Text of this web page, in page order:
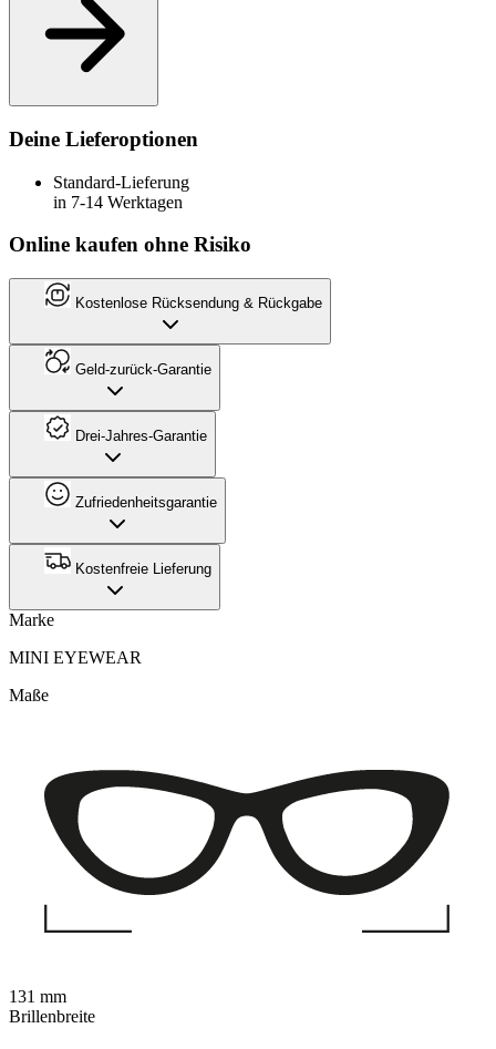
Deine Lieferoptionen
Standard-Lieferung
in 7-14 Werktagen
Online kaufen ohne Risiko
Kostenlose Rücksendung & Rückgabe
Geld-zurück-Garantie
Drei-Jahres-Garantie
Zufriedenheitsgarantie
Kostenfreie Lieferung
Marke
MINI EYEWEAR
Maße
131 mm
Brillenbreite